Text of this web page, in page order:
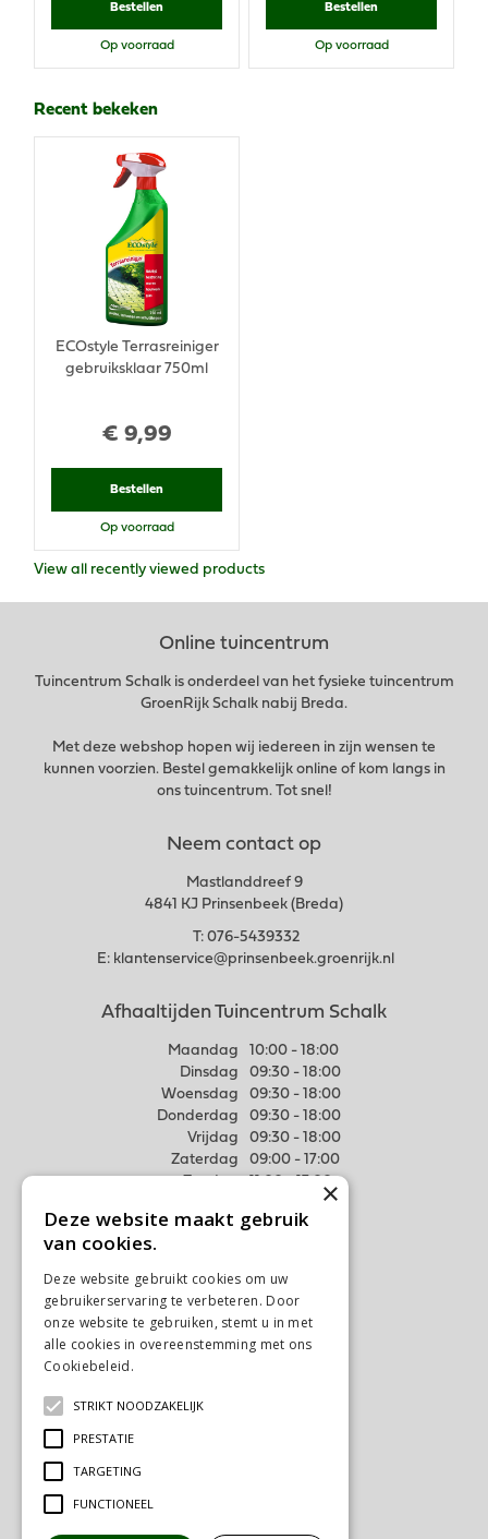
Bestellen
Op voorraad
Bestellen
Op voorraad
Recent bekeken
€ 9,99
ECOstyle Terrasreiniger
gebruiksklaar 750ml
Bestellen
Op voorraad
View all recently viewed products
Online tuincentrum
Tuincentrum Schalk is onderdeel van het fysieke tuincentrum
GroenRijk Schalk nabij Breda.
Met deze webshop hopen wij iedereen in zijn wensen te
kunnen voorzien. Bestel gemakkelijk online of kom langs in
ons tuincentrum. Tot snel!
Neem contact op
Mastlanddreef 9
4841 KJ Prinsenbeek (Breda)
T: 076-5439332
E: klantenservice@prinsenbeek.groenrijk.nl
Afhaaltijden Tuincentrum Schalk
Maandag
10:00 - 18:00
Dinsdag
09:30 - 18:00
Woensdag
09:30 - 18:00
Donderdag
09:30 - 18:00
Vrijdag
09:30 - 18:00
Zaterdag
09:00 - 17:00
Meer weten
Algemene voorwaarden
Privacy Statement
Disclaimer
×
Deze website maakt gebruik
van cookies.
Deze website gebruikt cookies om uw
gebruikerservaring te verbeteren. Door
onze website te gebruiken, stemt u in met
alle cookies in overeenstemming met ons
Cookiebeleid.
STRIKT NOODZAKELIJK
PRESTATIE
TARGETING
FUNCTIONEEL